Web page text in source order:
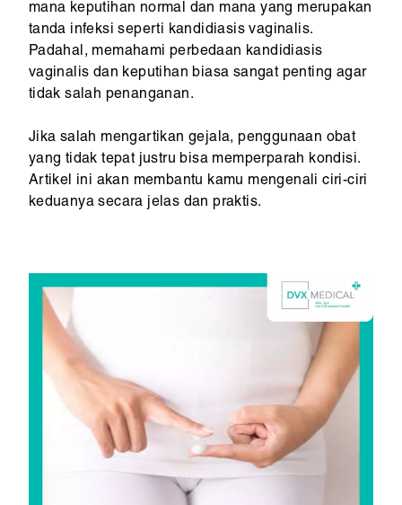
mana keputihan normal dan mana yang merupakan
tanda infeksi seperti kandidiasis vaginalis.
Padahal, memahami perbedaan kandidiasis
vaginalis dan keputihan biasa sangat penting agar
tidak salah penanganan.
Jika salah mengartikan gejala, penggunaan obat
yang tidak tepat justru bisa memperparah kondisi.
Artikel ini akan membantu kamu mengenali ciri-ciri
keduanya secara jelas dan praktis.